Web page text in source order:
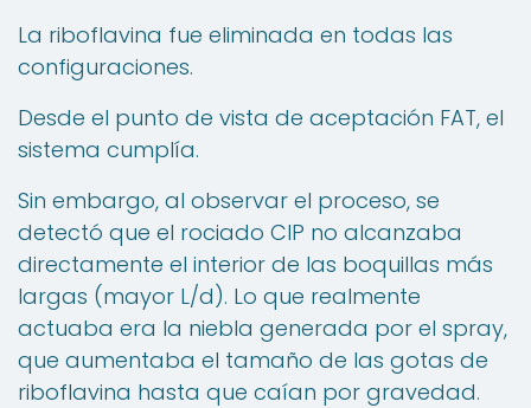
La riboflavina fue eliminada en todas las
configuraciones.
Desde el punto de vista de aceptación FAT, el
sistema cumplía.
Sin embargo, al observar el proceso, se
detectó que el rociado CIP no alcanzaba
directamente el interior de las boquillas más
largas (mayor L/d). Lo que realmente
actuaba era la niebla generada por el spray,
que aumentaba el tamaño de las gotas de
riboflavina hasta que caían por gravedad.